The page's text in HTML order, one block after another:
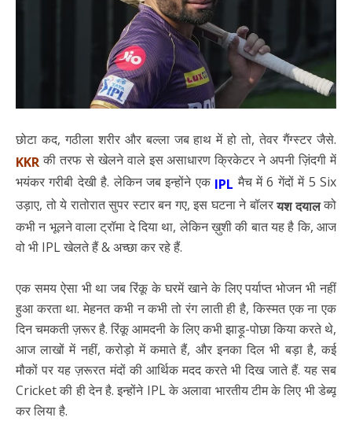
छोटा कद, गठीला शरीर और बल्ला जब हाथ में हो तो, तेवर गैंग्स्टर जैसे.
KKRकी तरफ से खेलने वाले इस असाधारण क्रिकेटर ने अपनी ज़िंदगी में
भयंकर गरीबी देखी है. लेकिन जब इन्होंने एक IPL मैच में 6 गेंदों में 5 Six
उड़ाए, तो ये रातोरात सुपर स्टार बन गए, इस घटना ने बॉलरयश दयालको
कभी न भूलने वाला ट्रॉमा दे दिया था, लेकिन ख़ुशी की बात यह है कि, आज
वो भी IPL खेलते हैं & अच्छा कर रहे हैं.
एक समय ऐसा भी था जब रिंकू के घरमें खाने के लिए पर्याप्त भोजन भी नहीं
हुआ करता था. मेहनत कभी न कभी तो रंग लाती ही है, किस्मत एक ना एक
दिन चमकती ज़रूर है. रिंकू आमदनी के लिए कभी झाड़ू-पोछा किया करते थे,
आज लाखों में नहीं, करोड़ो में कमाते हैं, और इनका दिल भी बड़ा है, कई
मौकों पर यह ज़रूरत मंदों की आर्थिक मदद करते भी दिख जाते हैं. यह सब
Cricket की ही देन है. इन्होंने IPL के अलावा भारतीय टीम के लिए भी डेब्यू
कर लिया है.